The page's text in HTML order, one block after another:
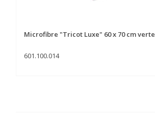
Microfibre "Tricot Luxe" 60 x 70 cm verte
601.100.014